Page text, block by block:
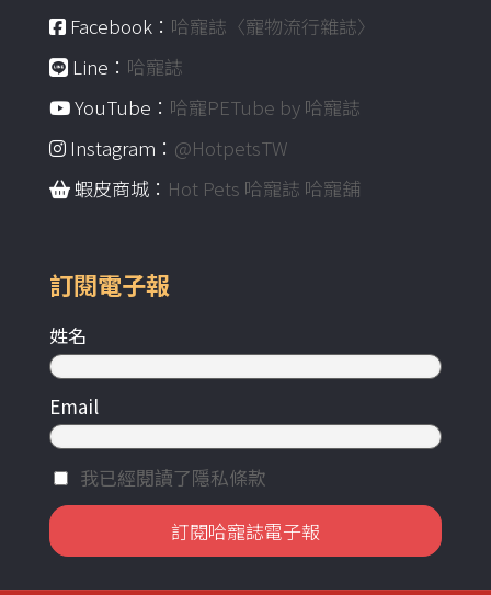
Facebook： 哈寵誌〈寵物流行雜誌〉
Line： 哈寵誌
YouTube： 哈寵PETube by 哈寵誌
Instagram： @HotpetsTW
蝦皮商城： Hot Pets 哈寵誌 哈寵舖
訂閱電子報
姓名
Email
我已經閱讀了隱私條款